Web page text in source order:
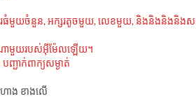
សរធំមួយចំនួន, អក្សរតូចមួយ, លេខមួយ, និងនិងនិងនិង
កណាមួយរបស់អ៊ីម៉ែលឡើយ។
ញ្ជាក់ពាក្យសម្ងាត់
ហាង ខាងលើ